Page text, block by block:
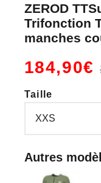
ZEROD
Trifonction
manches
184,90€
Taille
Autres